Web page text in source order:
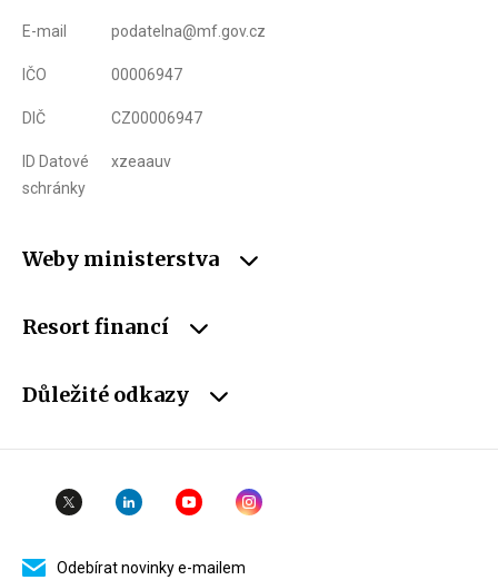
E-mail podatelna@mf.gov.cz
IČO 00006947
DIČ CZ00006947
ID Datové
schránky
xzeaauv
Weby ministerstva
Resort financí
Důležité odkazy
Odebírat novinky e-mailem